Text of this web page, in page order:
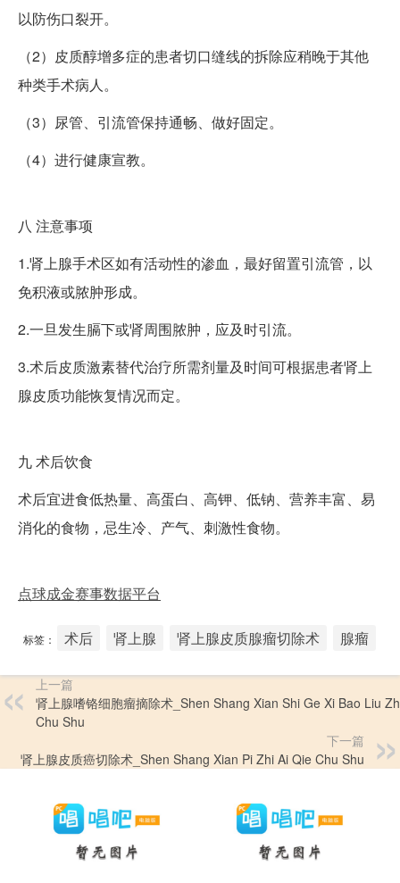
以防伤口裂开。
（2）皮质醇增多症的患者切口缝线的拆除应稍晚于其他
种类手术病人。
（3）尿管、引流管保持通畅、做好固定。
（4）进行健康宣教。
八 注意事项
1.肾上腺手术区如有活动性的渗血，最好留置引流管，以
免积液或脓肿形成。
2.一旦发生膈下或肾周围脓肿，应及时引流。
3.术后皮质激素替代治疗所需剂量及时间可根据患者肾上
腺皮质功能恢复情况而定。
九术后饮食
术后宜进食低热量、高蛋白、高钾、低钠、营养丰富、易
消化的食物，忌生冷、产气、刺激性食物。
点球成金赛事数据平台
标签： 术后 肾上腺 肾上腺皮质腺瘤切除术 腺瘤
上一篇
肾上腺嗜铬细胞瘤摘除术_Shen Shang Xian Shi Ge Xi Bao Liu
Chu Shu
下一篇
肾上腺皮质癌切除术_Shen Shang Xian Pi Zhi Ai Qie Chu Shu